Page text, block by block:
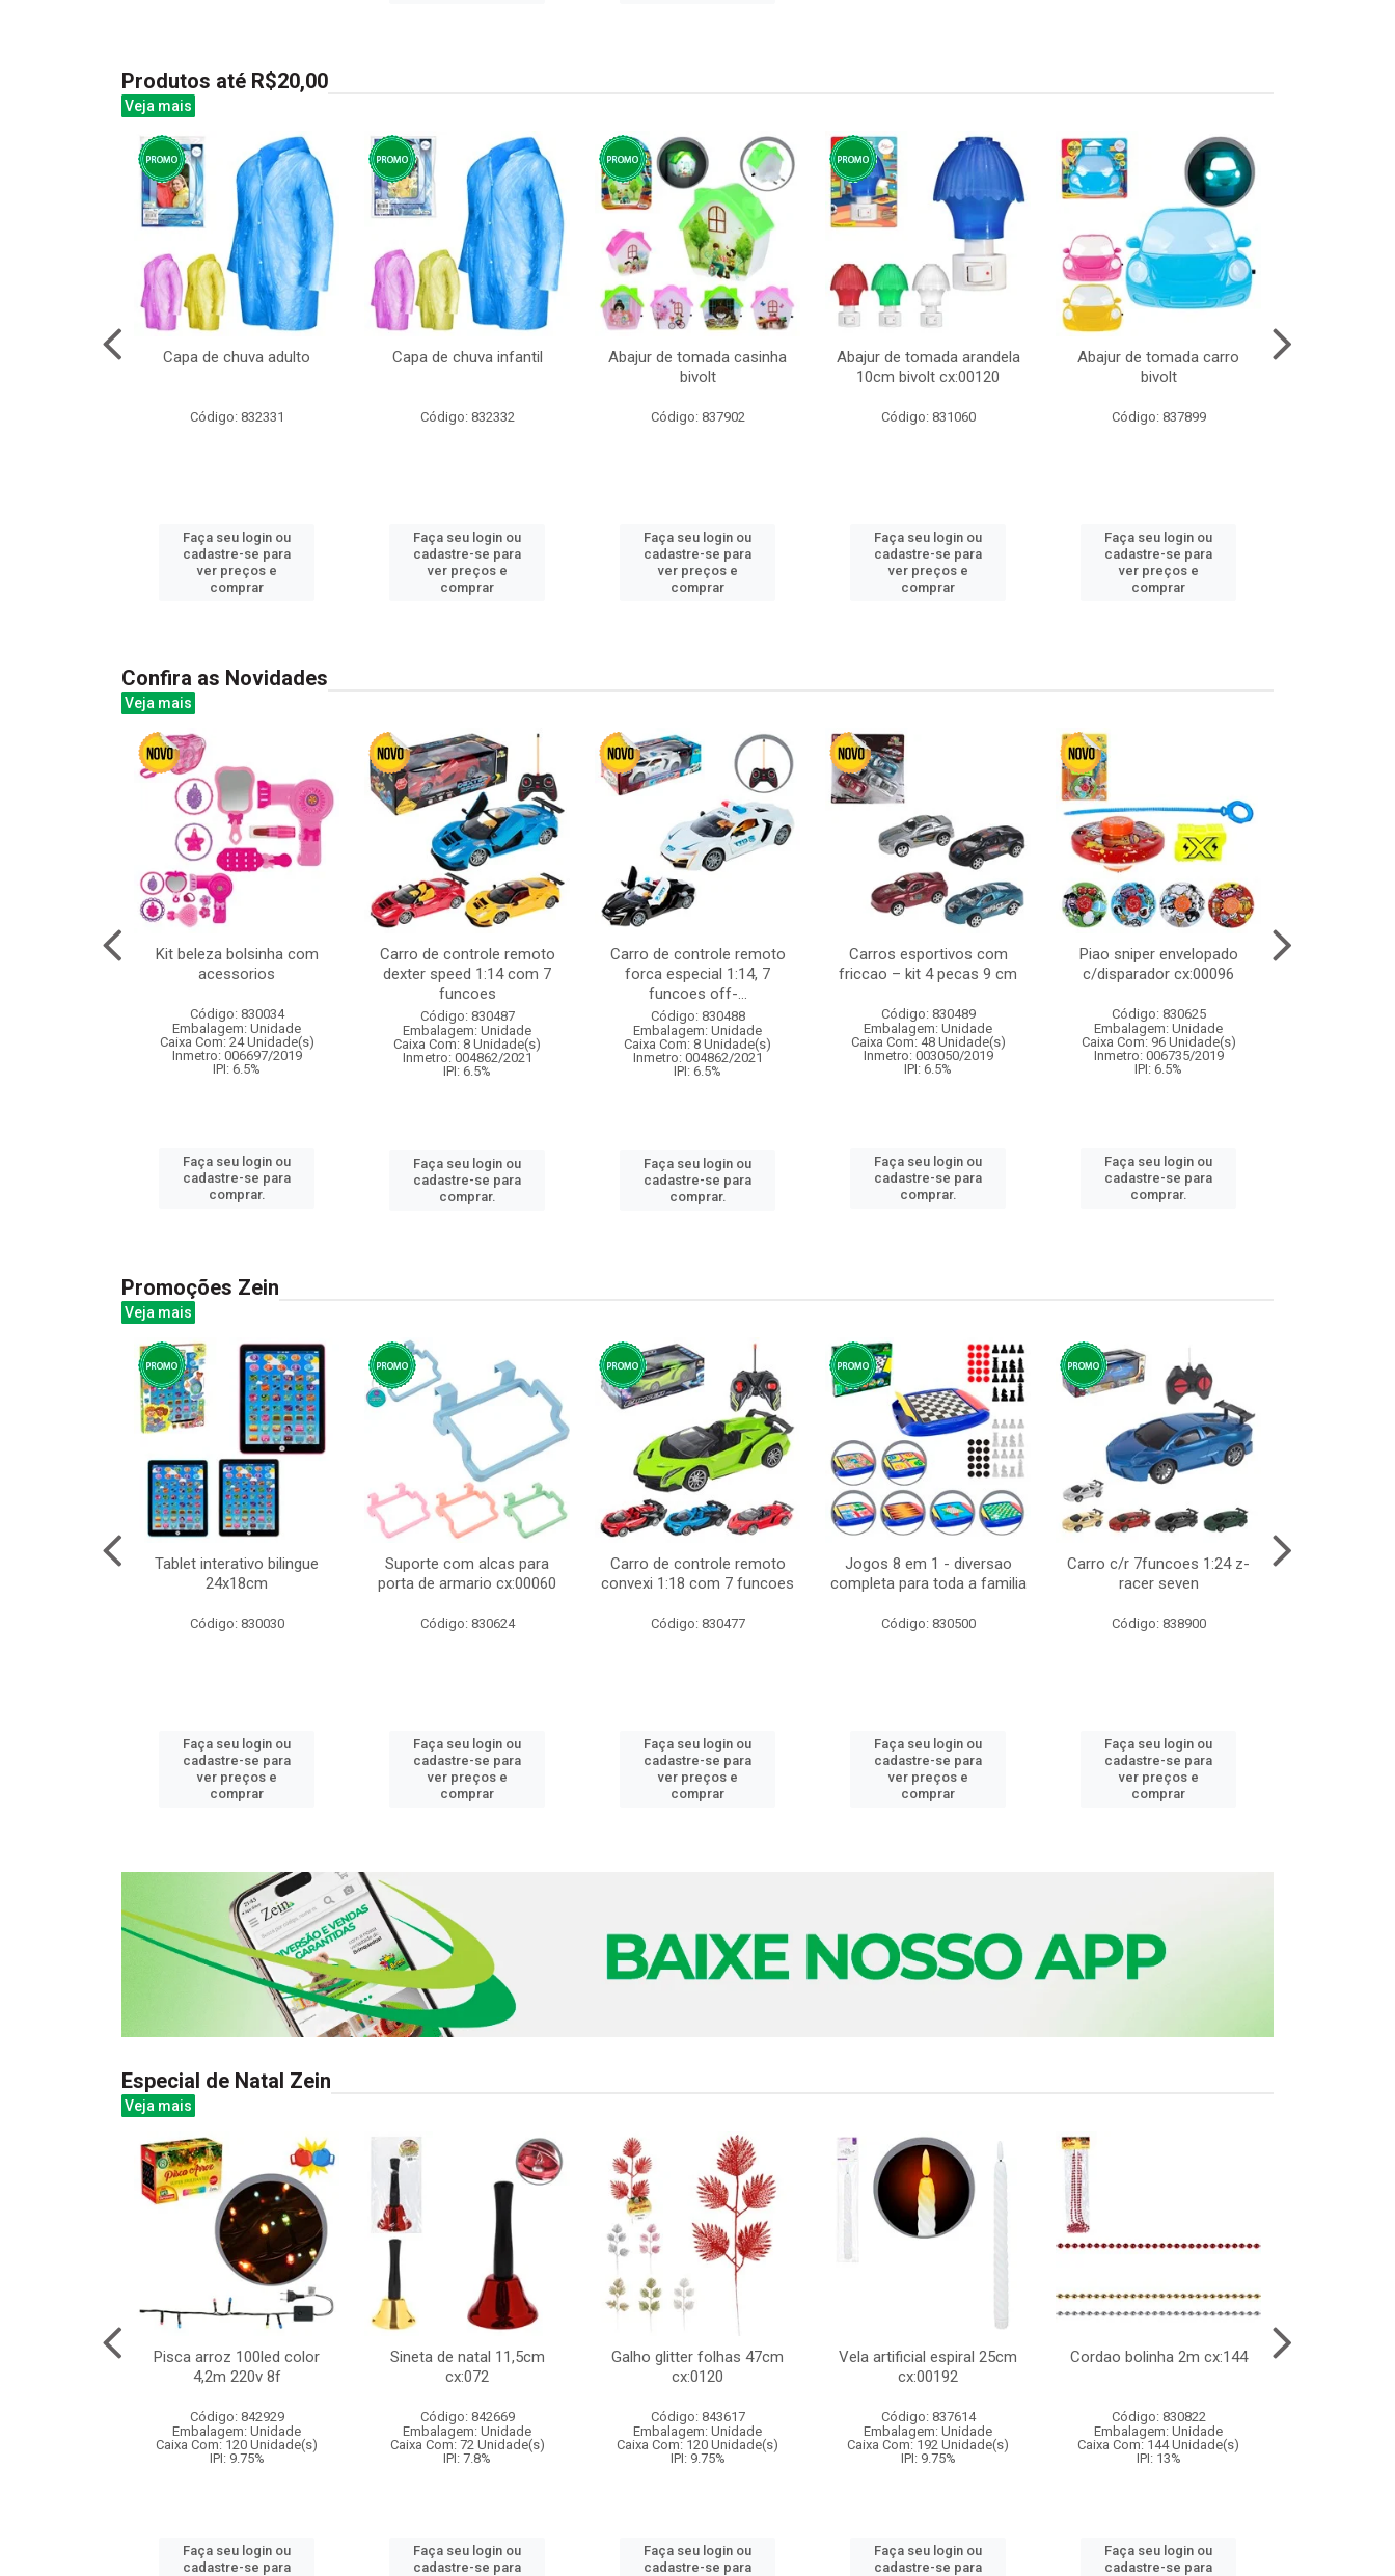
Produtos até R$20,00
Veja mais
Capa de chuva adulto
Código: 832331
Faça seu login ou
cadastre-se para
ver preços e
comprar
Capa de chuva infantil
Código: 832332
Faça seu login ou
cadastre-se para
ver preços e
comprar
Abajur de tomada casinha
bivolt
Código: 837902
Faça seu login ou
cadastre-se para
ver preços e
comprar
Abajur de tomada arandela
10cm bivolt cx:00120
Código: 831060
Faça seu login ou
cadastre-se para
ver preços e
comprar
Abajur de tomada carro
bivolt
Código: 837899
Faça seu login ou
cadastre-se para
ver preços e
comprar
Confira as Novidades
Veja mais
Kit beleza bolsinha com
acessorios
Código: 830034
Embalagem: Unidade
Caixa Com: 24 Unidade(s)
Inmetro: 006697/2019
IPI: 6.5%
Faça seu login ou
cadastre-se para
comprar.
Carro de controle remoto
dexter speed 1:14 com 7
funcoes
Código: 830487
Embalagem: Unidade
Caixa Com: 8 Unidade(s)
Inmetro: 004862/2021
IPI: 6.5%
Faça seu login ou
cadastre-se para
comprar.
Carro de controle remoto
forca especial 1:14, 7
funcoes off-...
Código: 830488
Embalagem: Unidade
Caixa Com: 8 Unidade(s)
Inmetro: 004862/2021
IPI: 6.5%
Faça seu login ou
cadastre-se para
comprar.
Carros esportivos com
friccao – kit 4 pecas 9 cm
Código: 830489
Embalagem: Unidade
Caixa Com: 48 Unidade(s)
Inmetro: 003050/2019
IPI: 6.5%
Faça seu login ou
cadastre-se para
comprar.
Piao sniper envelopado
c/disparador cx:00096
Código: 830625
Embalagem: Unidade
Caixa Com: 96 Unidade(s)
Inmetro: 006735/2019
IPI: 6.5%
Faça seu login ou
cadastre-se para
comprar.
Promoções Zein
Veja mais
Tablet interativo bilingue
24x18cm
Código: 830030
Faça seu login ou
cadastre-se para
ver preços e
comprar
Suporte com alcas para
porta de armario cx:00060
Código: 830624
Faça seu login ou
cadastre-se para
ver preços e
comprar
Carro de controle remoto
convexi 1:18 com 7 funcoes
Código: 830477
Faça seu login ou
cadastre-se para
ver preços e
comprar
Jogos 8 em 1 - diversao
completa para toda a familia
Código: 830500
Faça seu login ou
cadastre-se para
ver preços e
comprar
Carro c/r 7funcoes 1:24 z-
racer seven
Código: 838900
Faça seu login ou
cadastre-se para
ver preços e
comprar
Especial de Natal Zein
Veja mais
Pisca arroz 100led color
4,2m 220v 8f
Código: 842929
Embalagem: Unidade
Caixa Com: 120 Unidade(s)
IPI: 9.75%
Faça seu login ou
cadastre-se para
Sineta de natal 11,5cm
cx:072
Código: 842669
Embalagem: Unidade
Caixa Com: 72 Unidade(s)
IPI: 7.8%
Faça seu login ou
cadastre-se para
Galho glitter folhas 47cm
cx:0120
Código: 843617
Embalagem: Unidade
Caixa Com: 120 Unidade(s)
IPI: 9.75%
Faça seu login ou
cadastre-se para
Vela artificial espiral 25cm
cx:00192
Código: 837614
Embalagem: Unidade
Caixa Com: 192 Unidade(s)
IPI: 9.75%
Faça seu login ou
cadastre-se para
Cordao bolinha 2m cx:144
Código: 830822
Embalagem: Unidade
Caixa Com: 144 Unidade(s)
IPI: 13%
Faça seu login ou
cadastre-se para